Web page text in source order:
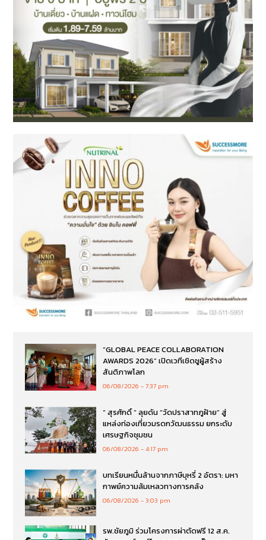
“GLOBAL PEACE COLLABORATION
AWARDS 2026” เปิดเวทีเชิดชูผู้สร้าง
สันติภาพโลก
06/08/2026 7:37 pm
“ สุรศักดิ์ ” ลุยดัน “วัดปราสาทภูฝ้าย” สู่
แหล่งท่องเที่ยวมรดกวัฒนธรรม ยกระดับ
เศรษฐกิจชุมชน
06/08/2026 4:17 pm
บทเรียนหมื่นล้านจากภาษีบุหรี่ 2 อัตรา: มหา
กาพย์ความล้มเหลวทางการคลัง
06/08/2026 3:03 pm
รพ.ชัยภูมิ ร่วมโครงการผ่าตัดฟรี 12 ส.ค.